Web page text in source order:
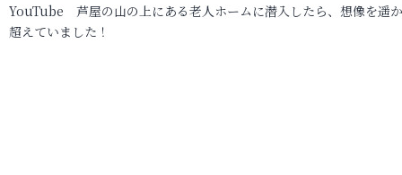
YouTube 芦屋の山の上にある老人ホームに潜入したら、想像を遥
超えていました！